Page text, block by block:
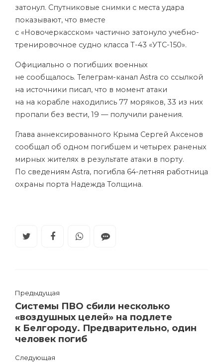
затонул. Спутниковые снимки с места удара
показывают, что вместе
с «Новочеркасском» частично затонуло учебно-
тренировочное судно класса Т-43 «УТС-150».
Официально о погибших военных
не сообщалось. Телеграм-канал Astra со ссылкой
на источники писал, что в момент атаки
на на корабле находились 77 моряков, 33 из них
пропали без вести, 19 — получили ранения.
Глава аннексированного Крыма Сергей Аксенов
сообщал об одном погибшем и четырех раненых
мирных жителях в результате атаки в порту.
По сведениям Astra, погибла 64-летняя работница
охраны порта Надежда Толщина.
Предыдущая
Системы ПВО сбили несколько
«воздушных целей» на подлете
к Белгороду. Предварительно, один
человек погиб
Следующая